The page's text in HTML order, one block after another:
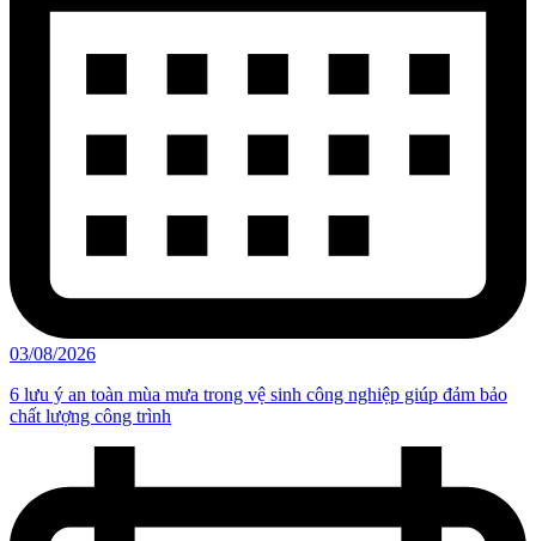
03/08/2026
6 lưu ý an toàn mùa mưa trong vệ sinh công nghiệp giúp đảm bảo
chất lượng công trình